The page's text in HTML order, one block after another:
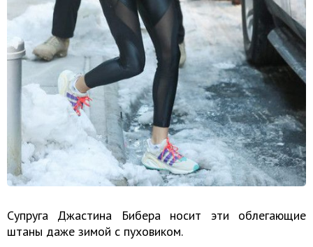
Супруга Джастина Бибера носит эти облегающие
штаны даже зимой с пуховиком.